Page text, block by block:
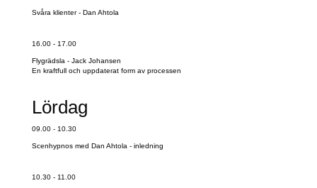
Svåra klienter - Dan Ahtola
16.00 - 17.00
Flygrädsla - Jack Johansen
En kraftfull och uppdaterat form av processen
Lördag
09.00 - 10.30
Scenhypnos med Dan Ahtola - inledning
10.30 - 11.00